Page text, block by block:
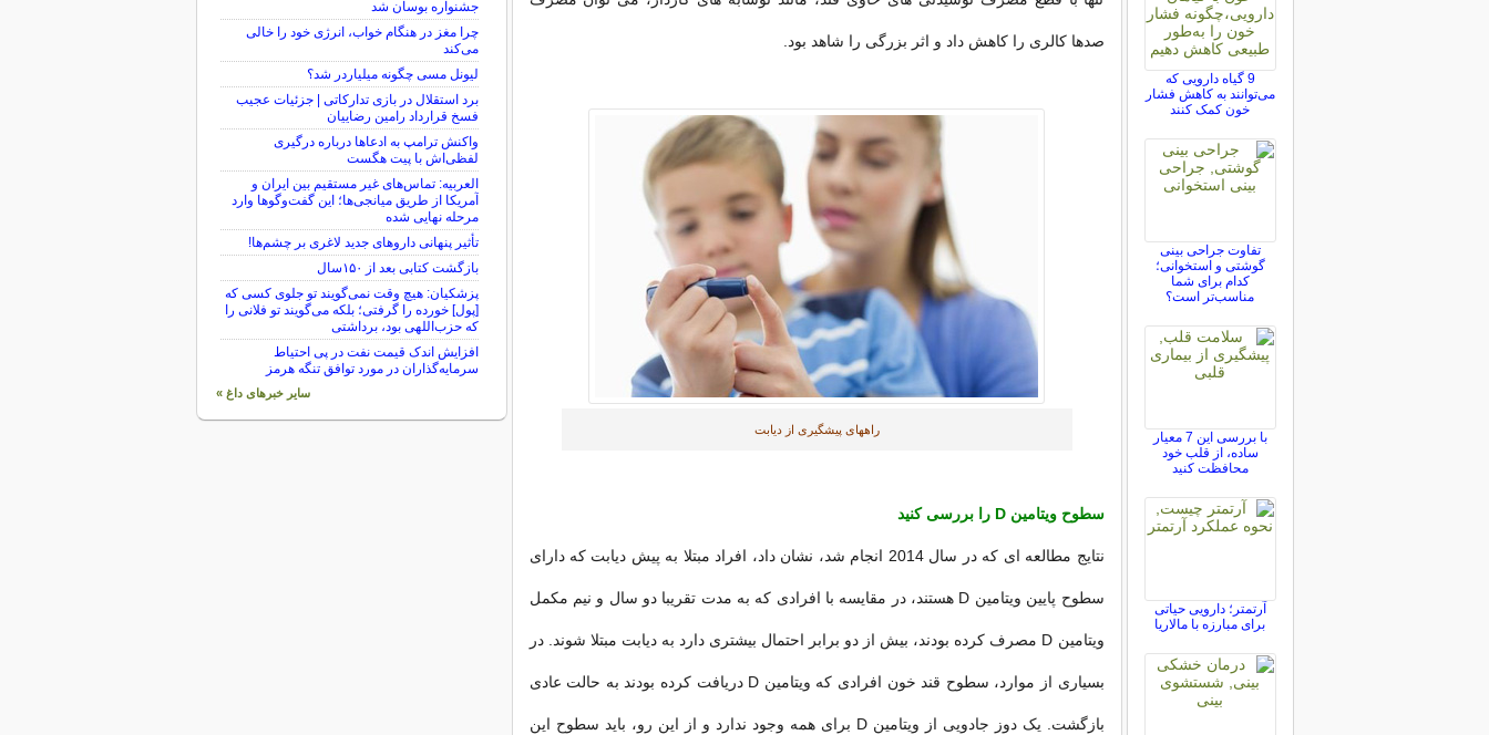
صدها کالری را کاهش داد و اثر بزرگی را شاهد بود.
راههای پیشگیری از دیابت
سطوح ویتامین D را بررسی کنید
نتایج مطالعه ای که در سال 2014 انجام شد، نشان داد، افراد مبتلا به پیش دیابت که دارای
سطوح پایین ویتامین D هستند، در مقایسه با افرادی که به مدت تقریبا دو سال و نیم مکمل
ویتامین D مصرف کرده بودند، بیش از دو برابر احتمال بیشتری دارد به دیابت مبتلا شوند. در
بسیاری از موارد، سطوح قند خون افرادی که ویتامین D دریافت کرده بودند به حالت عادی
بازگشت. یک دوز جادویی از ویتامین D برای همه وجود ندارد و از این رو، باید سطوح این
9 گیاه دارویی که
می‌توانند به کاهش فشار
خون کمک کنند
تفاوت جراحی بینی
گوشتی و استخوانی؛
کدام برای شما
مناسب‌تر است؟
با بررسی این 7 معیار
ساده، از قلب خود
محافظت کنید
آرتمتر؛ دارویی حیاتی
برای مبارزه با مالاریا
جشنواره بوسان شد
چرا مغز در هنگام خواب، انرژی خود را خالی
می‌کند
لیونل مسی چگونه میلیاردر شد؟
برد استقلال در بازی تدارکاتی | جزئیات عجیب
فسخ قرارداد رامین رضاییان
واکنش ترامپ به ادعاها درباره درگیری
لفظی‌اش با پیت هگست
العربیه: تماس‌های غیر مستقیم بین ایران و
آمریکا از طریق میانجی‌ها؛ این گفت‌و‌گو‌ها وارد
مرحله نهایی شده
تأثیر پنهانی داروهای جدید لاغری بر چشم‌ها!
بازگشت کتابی بعد از ۱۵۰سال
پزشکیان: هیچ وقت نمی‌گویند تو جلوی کسی که
[پول] خورده را گرفتی؛ بلکه می‌گویند تو فلانی را
که حزب‌اللهی بود، برداشتی
افزایش اندک قیمت نفت در پی احتیاط
سرمایه‌گذاران در مورد توافق تنگه هرمز
سایر خبرهای داغ »